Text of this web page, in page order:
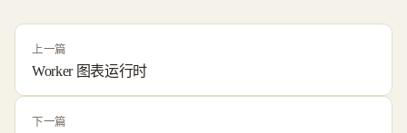
上一篇
Worker 图表运行时
下一篇